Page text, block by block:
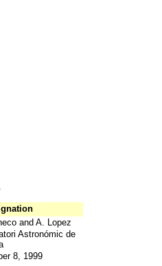
and A. Lopez
Astronómic de
8, 1999